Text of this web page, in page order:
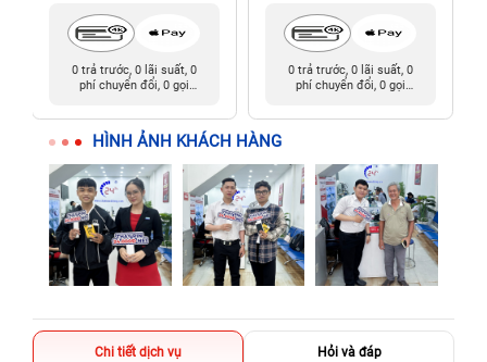
0 trả trước, 0 lãi suất, 0
phí chuyển đổi, 0 gọi
0 trả trước, 0 lãi suất, 0
phí chuyển đổi, 0 gọi
HÌNH ẢNH KHÁCH HÀNG
Chi tiết dịch vụ Hỏi và đáp